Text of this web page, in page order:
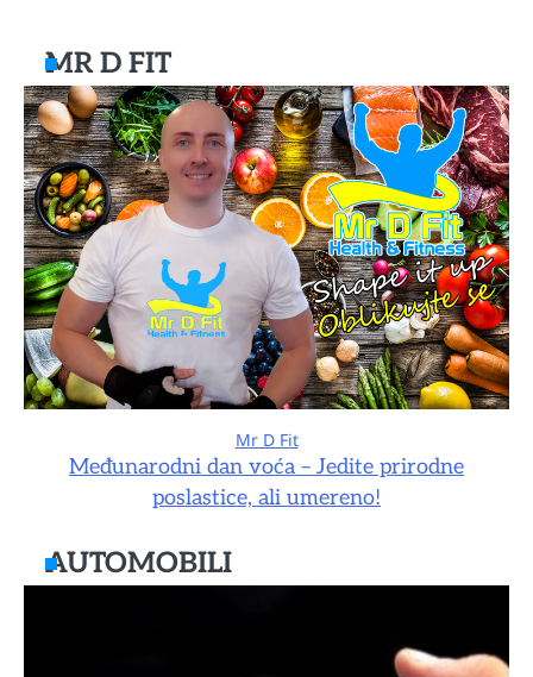
MR D FIT
Mr D Fit
Međunarodni dan voća – Jedite prirodne
poslastice, ali umereno!
AUTOMOBILI